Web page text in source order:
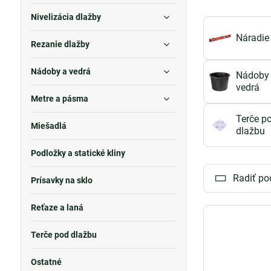
Sme tu, aby
Naša prioritou
náradia ešte
Nájdete tu
materiál,terče
doručíme.
Náradie
Nádoby
vedrá
Terče
dlažbu
Radiť
Nivelizácia dlažby
Rezanie dlažby
Nádoby a vedrá
Metre a pásma
Miešadlá
Podložky a statické kliny
Prísavky na sklo
Reťaze a laná
Terče pod dlažbu
Ostatné